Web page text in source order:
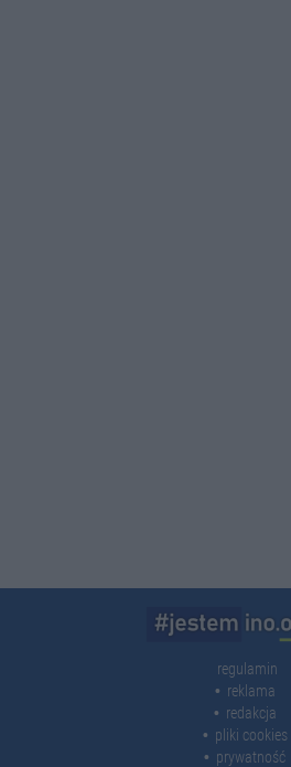
regulamin
reklama
redakcja
pliki cookies
prywatność